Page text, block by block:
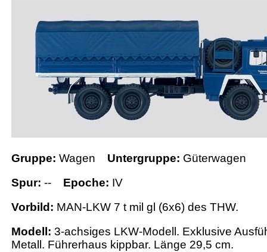
Gruppe: Wagen Untergruppe: Güterwagen
Spur: -- Epoche: IV
Vorbild: MAN-LKW 7 t mil gl (6x6) des THW.
Modell: 3-achsiges LKW-Modell. Exklusive
Metall. Führerhaus kippbar. Länge 29,5 cm.